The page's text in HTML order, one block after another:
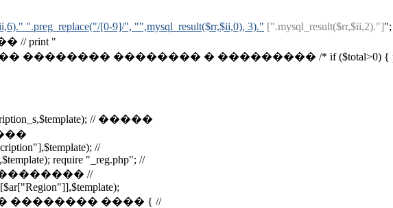
".preg_replace("/[0-9]/", "",mysql_result($rr,$ii,0), 3)." [".mysql_result($rr,$ii,2)."]
print "
�������� � ��������� /* if ($total>0) {
// �����
//
require "_reg.php"; //
//
�� �������� ���� { //